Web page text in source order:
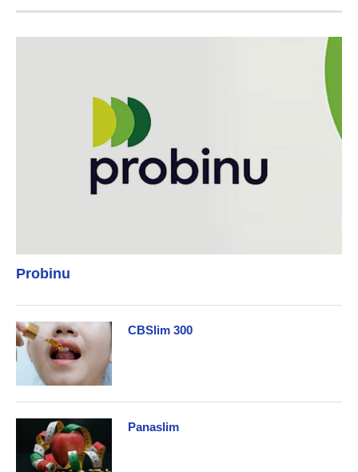
Probinu
CBSlim 300
Panaslim